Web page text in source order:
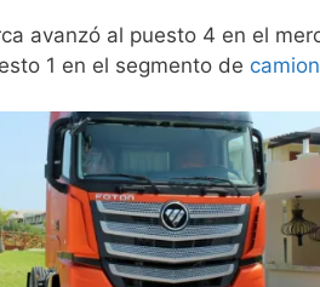
avanzó al puesto 4 en el
1 en el segmento de